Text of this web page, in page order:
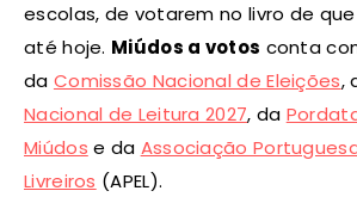
escolas, de votarem no livro de
até hoje. Miúdos a votos conta
da Comissão Nacional de Eleições,
Nacional de Leitura 2027, da
Miúdos e da Associação
Livreiros (APEL).